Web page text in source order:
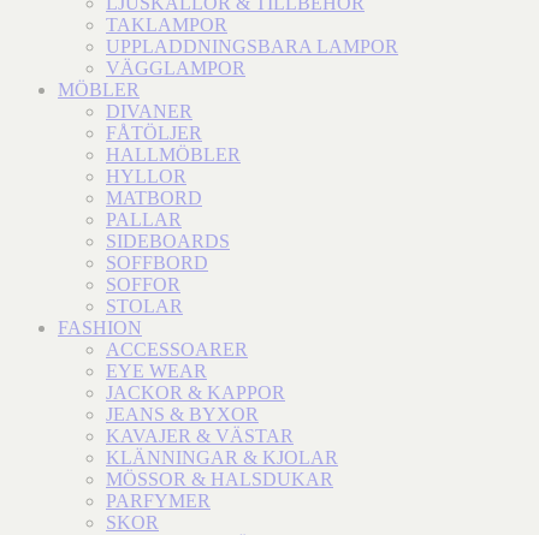
TAKLAMPOR
UPPLADDNINGSBARA LAMPOR
VÄGGLAMPOR
MÖBLER
DIVANER
FÅTÖLJER
HALLMÖBLER
HYLLOR
MATBORD
PALLAR
SIDEBOARDS
SOFFBORD
SOFFOR
STOLAR
FASHION
ACCESSOARER
EYE WEAR
JACKOR & KAPPOR
JEANS & BYXOR
KAVAJER & VÄSTAR
KLÄNNINGAR & KJOLAR
MÖSSOR & HALSDUKAR
PARFYMER
SKOR